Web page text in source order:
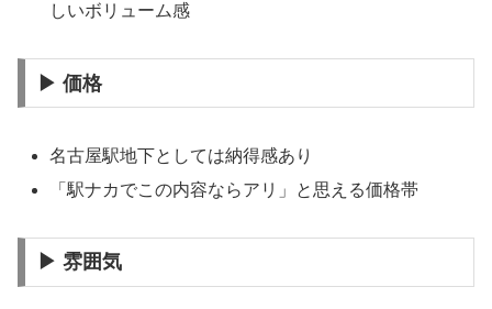
しいボリューム感
▶ 価格
名古屋駅地下としては納得感あり
「駅ナカでこの内容ならアリ」と思える価格帯
▶ 雰囲気